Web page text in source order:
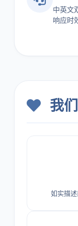
中英文
响应时
我
如实描